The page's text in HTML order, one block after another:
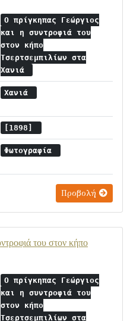
Ο πρίγκηπας Γεώργιος
και η συντροφιά του
στον κήπο
Τσερτσεμπιλίων στα
Χανιά
Χανιά
[1898]
Φωτογραφία
Προβολή
του στον κήπο
Ο πρίγκηπας Γεώργιος
και η συντροφιά του
στον κήπο
Τσερτσεμπιλίων στα